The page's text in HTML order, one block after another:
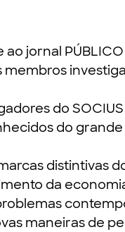
ao jornal
membros
do
do
distintivas
da
maneiras de